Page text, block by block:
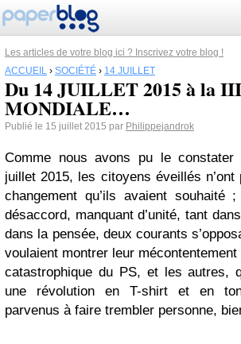
Les articles de votre blog ici ? Inscrivez votre blog !
ACCUEIL › SOCIÉTÉ › 14 JUILLET
Du 14 JUILLET 2015 à la
MONDIALE…
Publié le 15 juillet 2015 par Philippejandrok
Comme nous avons pu le
juillet 2015, les citoyens éveillés
changement qu’ils avaient souhaité
désaccord, manquant d’unité, tant
dans la pensée, deux courants
voulaient montrer leur
catastrophique du PS, et les autres,
une révolution en T-shirt et en
parvenus à faire trembler personne,